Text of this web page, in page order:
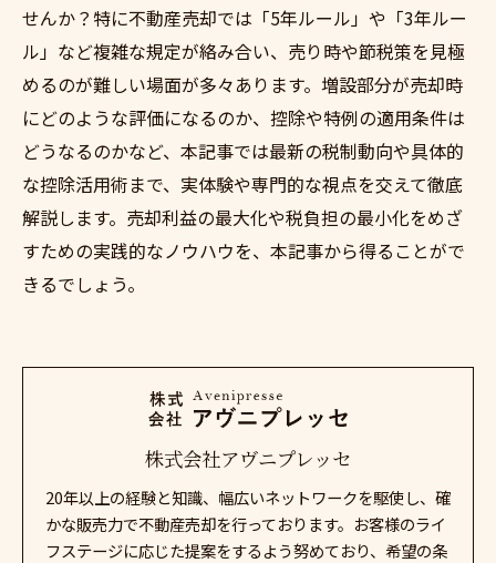
せんか？特に不動産売却では「5年ルール」や「3年ルー
ル」など複雑な規定が絡み合い、売り時や節税策を見極
めるのが難しい場面が多々あります。増設部分が売却時
にどのような評価になるのか、控除や特例の適用条件は
どうなるのかなど、本記事では最新の税制動向や具体的
な控除活用術まで、実体験や専門的な視点を交えて徹底
解説します。売却利益の最大化や税負担の最小化をめざ
すための実践的なノウハウを、本記事から得ることがで
きるでしょう。
株式会社アヴニプレッセ
20年以上の経験と知識、幅広いネットワークを駆使し、確
かな販売力で不動産売却を行っております。お客様のライ
フステージに応じた提案をするよう努めており、希望の条